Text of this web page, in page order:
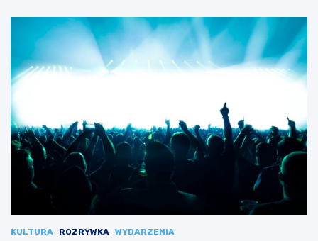
KULTURA ROZRYWKA WYDARZENIA